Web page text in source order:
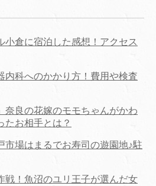
小倉に宿泊した感想！アクセス
内科へのかかり方！費用や検査
奈良の花嫁のモモちゃんがかわ
たお相手とは？
市場はまるでお寿司の遊園地♪駐
戦！魚沼のユリ王子が選んだ女